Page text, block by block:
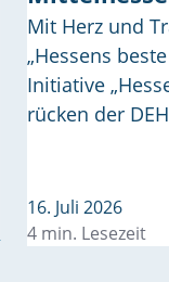
Mit Herz und
„Hessens
Initiative
rücken der
16. Juli 2026
4 min. Lesezeit